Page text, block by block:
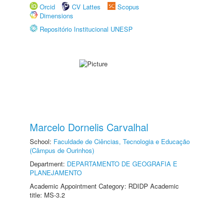
Orcid
CV Lattes
Scopus
Dimensions
Repositório Institucional UNESP
Marcelo Dornelis Carvalhal
School: Faculdade de Ciências, Tecnologia e Educação
(Câmpus de Ourinhos)
Department: DEPARTAMENTO DE GEOGRAFIA E
PLANEJAMENTO
Academic Appointment Category: RDIDP Academic
title: MS-3.2